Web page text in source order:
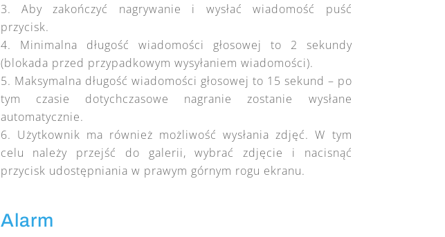
Aby zakończyć nagrywanie i wysłać wiadomość puść
przycisk.
Minimalna długość wiadomości głosowej to 2 sekundy
(blokada przed przypadkowym wysyłaniem wiadomości).
Maksymalna długość wiadomości głosowej to 15 sekund – po
tym czasie dotychczasowe nagranie zostanie wysłane
automatycznie.
Użytkownik ma również możliwość wysłania zdjęć. W tym
celu należy przejść do galerii, wybrać zdjęcie i nacisnąć
przycisk udostępniania w prawym górnym rogu ekranu.
Alarm